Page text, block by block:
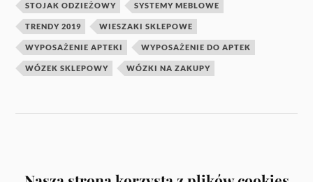
STOJAK ODZIEŻOWY SYSTEMY MEBLOWE
TRENDY 2019 WIESZAKI SKLEPOWE
WYPOSAŻENIE APTEKI WYPOSAŻENIE DO APTEK
WÓZEK SKLEPOWY WÓZKI NA ZAKUPY